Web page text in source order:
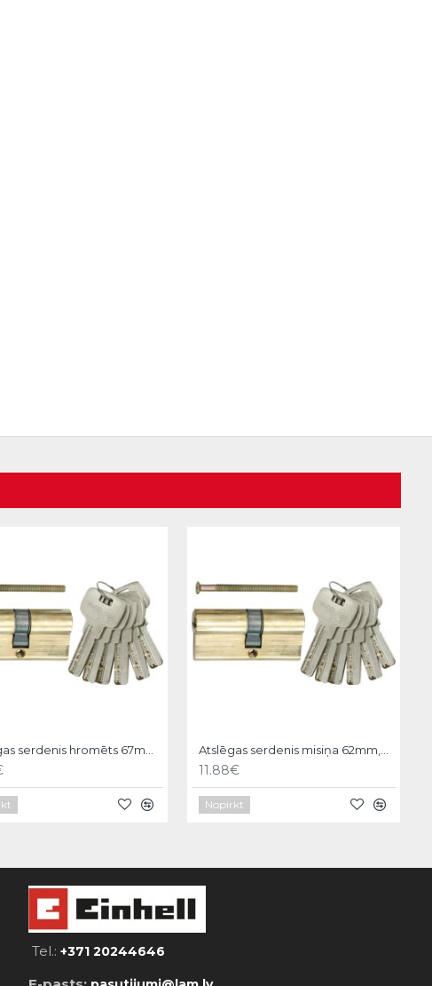
11.88€
Nopirkt
Tel.:+371 20244646